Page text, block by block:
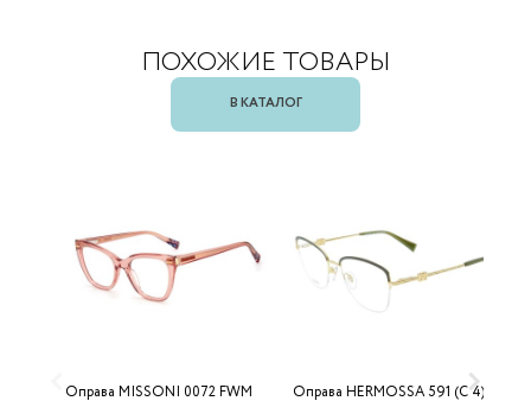
ПОХОЖИЕ ТОВАРЫ
В КАТАЛОГ
Оправа MISSONI 0072 FWM Оправа HERMOSSA 591 (C 4)